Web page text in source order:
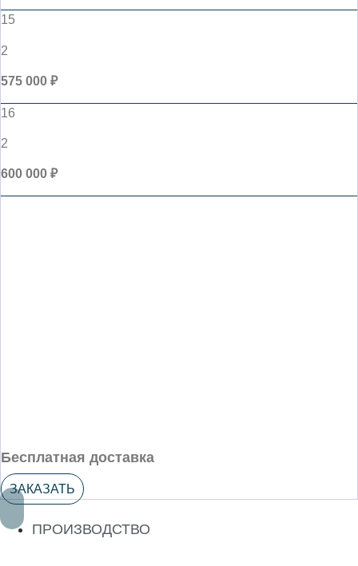
15
2
575 000 ₽
16
2
600 000 ₽
Бесплатная доставка
ЗАКАЗАТЬ
ПРОИЗВОДСТВО